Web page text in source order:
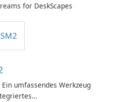
for DeskScapes
Ein umfassendes Werkzeug